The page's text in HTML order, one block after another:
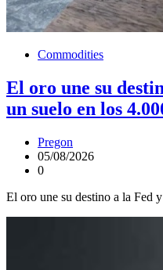
Commodities
El oro une su
un suelo en los
Pregon
05/08/2026
0
El oro une su destino a la Fed